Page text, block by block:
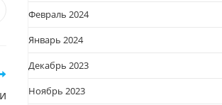
новом
Февраль 2024
Январь 2024
Декабрь 2023
Ноябрь 2023